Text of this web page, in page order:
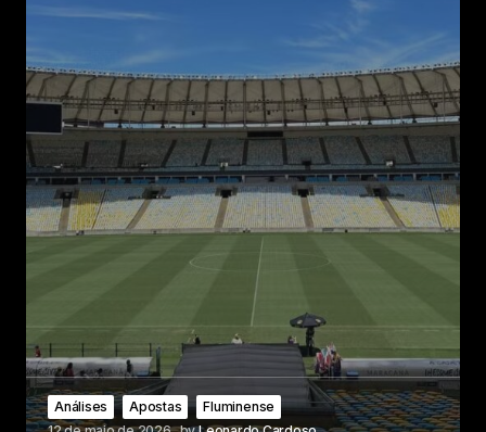
Análises Apostas
Fluminense